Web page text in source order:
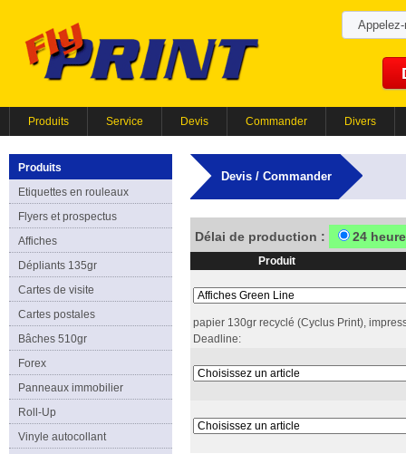
Produits Service Devis Commander Divers
Produits
Etiquettes en rouleaux
Flyers et prospectus
Affiches
Dépliants 135gr
Cartes de visite
Cartes postales
Bâches 510gr
Forex
Panneaux immobilier
Roll-Up
Vinyle autocollant
Devis / Commander
Délai de production : 24
Produit
papier 130gr recyclé (Cyclus Print),
Deadline: